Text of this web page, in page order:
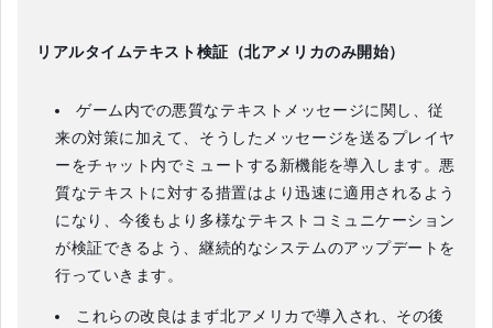
リアルタイムテキスト検証（北アメリカのみ開始）
ゲーム内での悪質なテキストメッセージに関し、従
来の対策に加えて、そうしたメッセージを送るプレイヤ
ーをチャット内でミュートする新機能を導入します。悪
質なテキストに対する措置はより迅速に適用されるよう
になり、今後もより多様なテキストコミュニケーション
が検証できるよう、継続的なシステムのアップデートを
行っていきます。
これらの改良はまず北アメリカで導入され、その後